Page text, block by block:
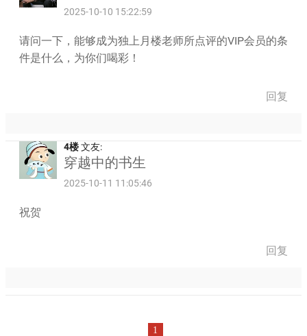
2025-10-10 15:22:59
请问一下，能够成为独上月楼老师所点评的VIP会员的条
件是什么，为你们喝彩！
回复
4楼文友:
穿越中的书生
2025-10-11 11:05:46
祝贺
回复
1